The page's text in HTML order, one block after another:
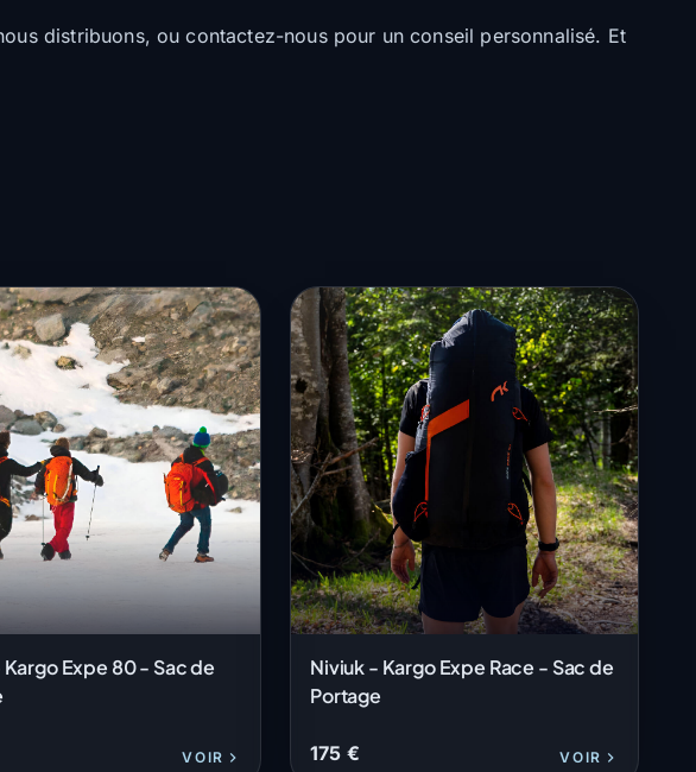
distribuons, ou contactez-nous pour un conseil personnalisé. Et
Expe 80 - Sac de
VOIR
Niviuk - Kargo Expe Race - Sac de
Portage
175 € VOIR